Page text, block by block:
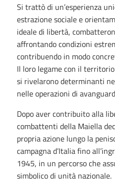
Si trattò di un’esperienza
estrazione sociale e
ideale di libertà,
affrontando condizioni
contribuendo in modo
Il loro legame con il
si rivelarono determinanti
nelle operazioni di
Dopo aver contribuito alla
combattenti della Maiella
propria azione lungo la
campagna d’Italia fino
1945, in un percorso che
simbolico di unità nazionale.